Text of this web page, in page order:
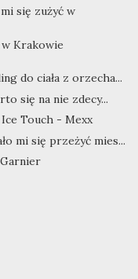
się zużyć w
Krakowie
do ciała z orzecha...
się na nie zdecy...
Touch - Mexx
mi się przeżyć mies...